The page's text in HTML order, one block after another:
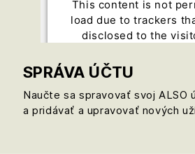
This content is not
load due to trackers
disclosed to the
site with their CMP to
content to the list of
used.
SPRÁVA ÚČTU
Naučte sa spravovať svoj ALSO
a pridávať a upravovať nových